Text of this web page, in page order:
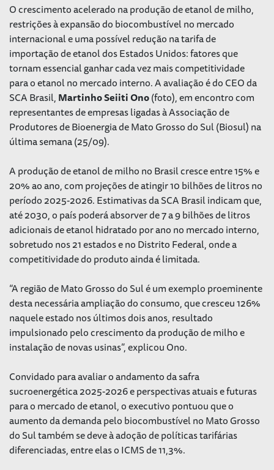
O crescimento acelerado na produção de etanol de milho,
restrições à expansão do biocombustível no mercado
internacional e uma possível redução na tarifa de
importação de etanol dos Estados Unidos: fatores que
tornam essencial ganhar cada vez mais competitividade
para o etanol no mercado interno. A avaliação é do CEO da
SCA Brasil,Martinho Seiiti Ono(foto), em encontro com
representantes de empresas ligadas à Associação de
Produtores de Bioenergia de Mato Grosso do Sul (Biosul) na
última semana (25/09).
A produção de etanol de milho no Brasil cresce entre 15% e
20% ao ano, com projeções de atingir 10 bilhões de litros no
período 2025-2026. Estimativas da SCA Brasil indicam que,
até 2030, o país poderá absorver de 7 a 9 bilhões de litros
adicionais de etanol hidratado por ano no mercado interno,
sobretudo nos 21 estados e no Distrito Federal, onde a
competitividade do produto ainda é limitada.
“A região de Mato Grosso do Sul é um exemplo proeminente
desta necessária ampliação do consumo, que cresceu 126%
naquele estado nos últimos dois anos, resultado
impulsionado pelo crescimento da produção de milho e
instalação de novas usinas”, explicou Ono.
Convidado para avaliar o andamento da safra
sucroenergética 2025-2026 e perspectivas atuais e futuras
para o mercado de etanol, o executivo pontuou que o
aumento da demanda pelo biocombustível no Mato Grosso
do Sul também se deve à adoção de políticas tarifárias
diferenciadas, entre elas o ICMS de 11,3%.